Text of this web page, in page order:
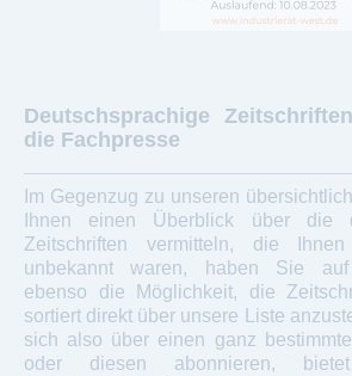
Deutschsprachige
die Fachpresse
Im Gegenzug zu unseren
Ihnen einen Überblick über die
Zeitschriften vermitteln, die
unbekannt waren, haben Sie auf
ebenso die Möglichkeit, die
sortiert direkt über unsere Liste
sich also über einen ganz
oder diesen abonnieren,